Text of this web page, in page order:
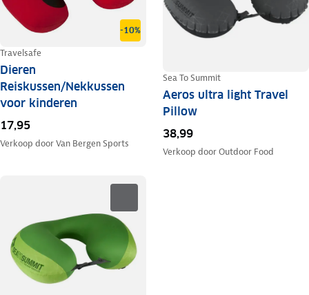
-10%
Travelsafe
Dieren
Reiskussen/Nekkussen
voor kinderen
17,95
Verkoop doorVan Bergen Sports
Sea To Summit
Aeros ultra light Travel
Pillow
38,99
Verkoop doorOutdoor Food